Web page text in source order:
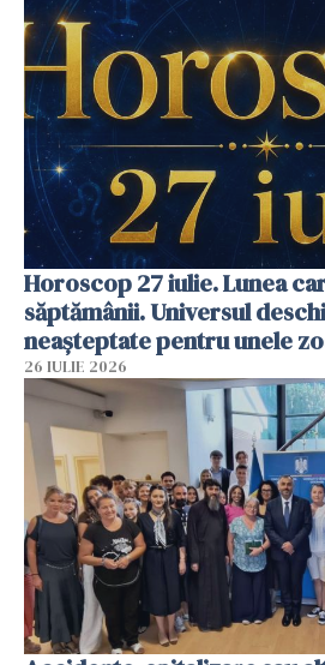
Horoscop 27 iulie. Lunea
săptămânii. Universul
neașteptate pentru unele
26 IULIE 2026